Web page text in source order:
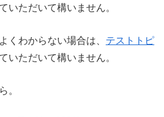
いただいて構いません。
くわからない場合は、 テストトピ
いただいて構いません。
。